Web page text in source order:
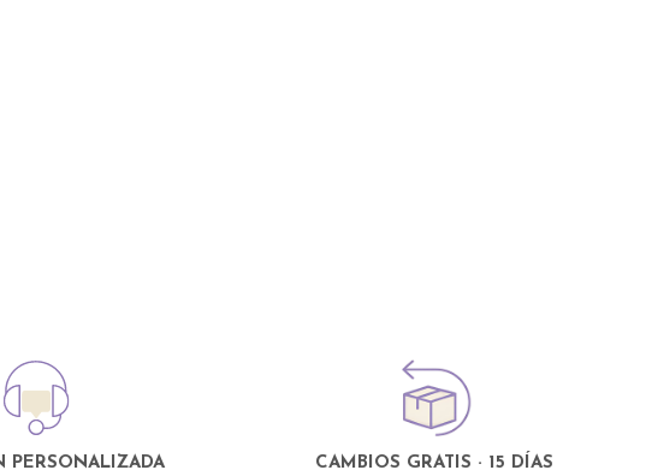
PERSONALIZADA CAMBIOS GRATIS · 15 DÍAS